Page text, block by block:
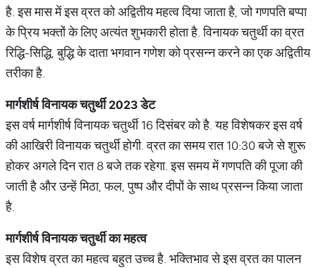
है. इस मास में इस व्रत को अद्वितीय महत्व दिया जाता है, जो गणपति बप्पा
के प्रिय भक्तों के लिए अत्यंत शुभकारी होता है. विनायक चतुर्थी का व्रत
रिद्धि-सिद्धि, बुद्धि के दाता भगवान गणेश को प्रसन्न करने का एक अद्वितीय
तरीका है.
मार्गशीर्षविनायकचतुर्थी2023डेट
इस वर्ष मार्गशीर्ष विनायक चतुर्थी 16 दिसंबर को है. यह विशेषकर इस वर्ष
की आखिरी विनायक चतुर्थी होगी. व्रत का समय रात 10:30 बजे से शुरू
होकर अगले दिन रात 8 बजे तक रहेगा. इस समय में गणपति की पूजा की
जाती है और उन्हें मिठा, फल, पुष्प और दीपों के साथ प्रसन्न किया जाता
है.
मार्गशीर्षविनायकचतुर्थीकामहत्व
इस विशेष व्रत का महत्व बहुत उच्च है. भक्तिभाव से इस व्रत का पालन